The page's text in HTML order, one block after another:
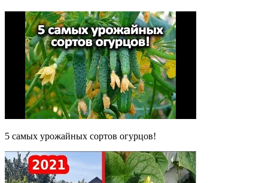
5 самых урожайных сортов огурцов!